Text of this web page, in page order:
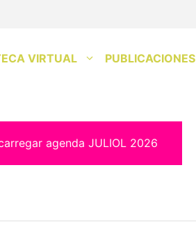
VIRTUAL PUBLICACIONES
agenda JULIOL 2026